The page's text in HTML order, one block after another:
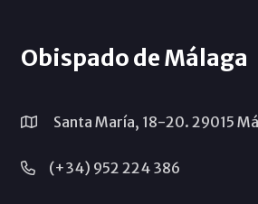
Obispado de Málaga
Santa María, 18-20. 29015
(+34) 952 224 386